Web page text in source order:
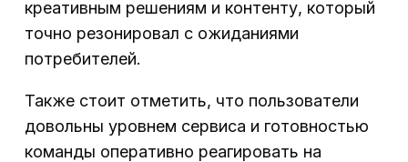
креативным решениям и контенту, который
точно резонировал с ожиданиями
потребителей.
Также стоит отметить, что пользователи
довольны уровнем сервиса и готовностью
команды оперативно реагировать на